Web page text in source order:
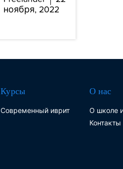
ноября, 2022
Курсы
Современный иврит
О нас
О школе
Контакты